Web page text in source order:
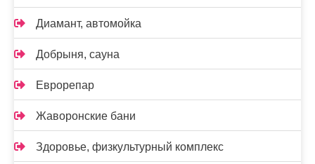
Диамант, автомойка
Добрыня, сауна
Еврорепар
Жаворонские бани
Здоровье, физкультурный комплекс